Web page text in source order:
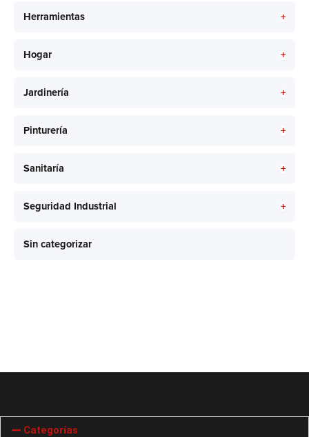
Herramientas +
Hogar +
Jardinería +
Pinturería +
Sanitaría +
Seguridad Industrial +
Sin categorizar
Categorías